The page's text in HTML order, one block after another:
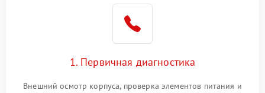
1000 ₽
Повреждение системы
1000 ₽ Подробнее →
1. Первичная диагностика
Внешний осмотр корпуса, проверка элементов питания и